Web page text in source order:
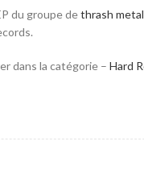
du groupe dethrash metal
dans la catégorie – Hard